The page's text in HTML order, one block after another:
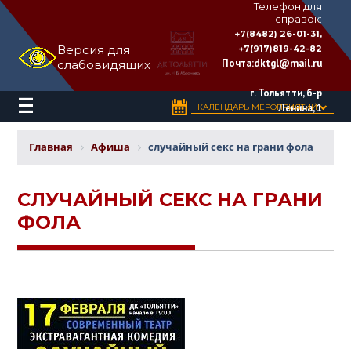
Версия для
слабовидящих
ДВОРЕЦ
КУЛЬТУРЫ
«ТОЛЬЯТТИ»
имени
Телефон для
справок:
+7(8482) 26-01-31,
+7(917)819-42-82
Почта:dktgl@mail.ru
г. Тольятти, б-р
Ленина, 1
КАЛЕНДАРЬ МЕРОПРИЯТИЙ
Главная Афиша случайный секс на грани фола
СЛУЧАЙНЫЙ СЕКС НА ГРАНИ
ФОЛА